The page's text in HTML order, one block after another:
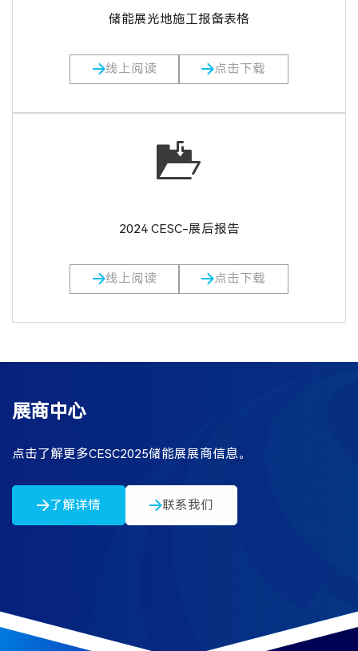
储能展光地施工报备表格
线上阅读 点击下载
2024 CESC-展后报告
线上阅读 点击下载
展商中心
点击了解更多CESC2025储能展展商信息。
了解详情 联系我们